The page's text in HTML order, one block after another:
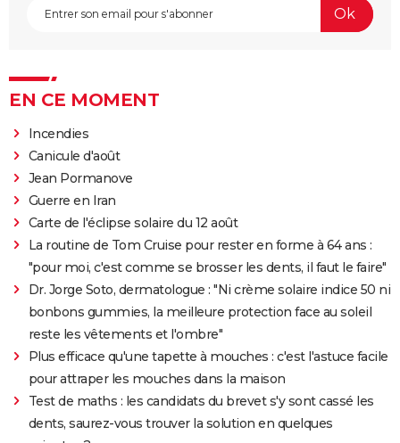
EN CE MOMENT
Incendies
Canicule d'août
Jean Pormanove
Guerre en Iran
Carte de l'éclipse solaire du 12 août
La routine de Tom Cruise pour rester en forme à 64 ans :
"pour moi, c'est comme se brosser les dents, il faut le faire"
Dr. Jorge Soto, dermatologue : "Ni crème solaire indice 50 ni
bonbons gummies, la meilleure protection face au soleil
reste les vêtements et l'ombre"
Plus efficace qu'une tapette à mouches : c'est l'astuce facile
pour attraper les mouches dans la maison
Test de maths : les candidats du brevet s'y sont cassé les
dents, saurez-vous trouver la solution en quelques